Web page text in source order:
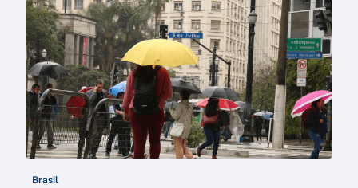
Brasil